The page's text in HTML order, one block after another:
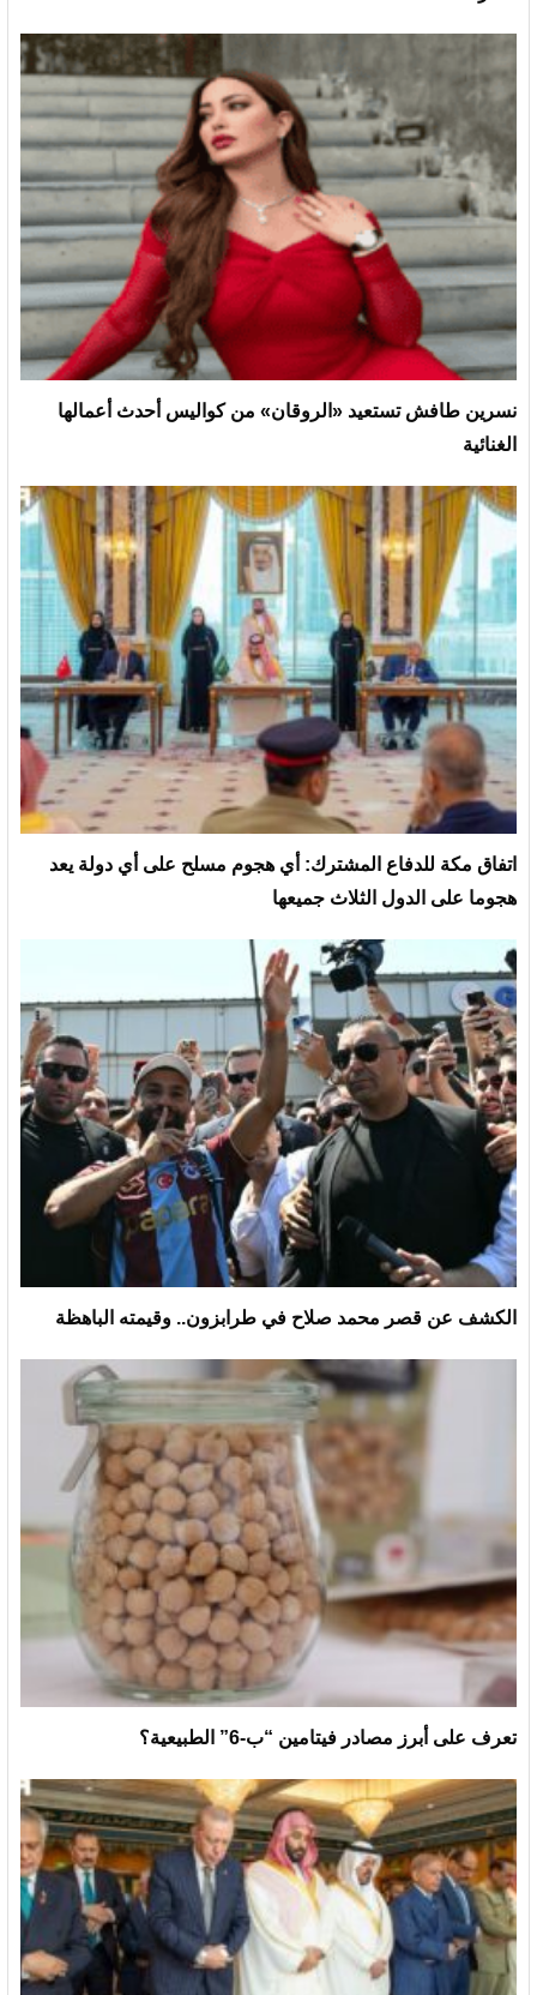
نسرين طافش تستعيد «الروقان» من كواليس أحدث أعمالها
الغنائية
‏اتفاق مكة للدفاع المشترك: أي هجوم مسلح على أي دولة يعد
هجوما على الدول الثلاث جميعها
الكشف عن قصر محمد صلاح في طرابزون.. وقيمته الباهظة
تعرف على أبرز مصادر فيتامين “ب-6” الطبيعية؟